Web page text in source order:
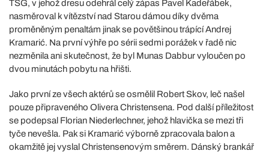
TSG, v jehož dresu odehrál celý zápas Pavel Kadeřábek,
nasměroval k vítězství nad Starou dámou díky dvěma
proměněným penaltám jinak se povětšinou trápící Andrej
Kramarić. Na první výhře po sérii sedmi porážek v řadě nic
nezměnila ani skutečnost, že byl Munas Dabbur vyloučen po
dvou minutách pobytu na hřišti.
Jako první ze všech aktérů se osmělil Robert Skov, leč našel
pouze připraveného Olivera Christensena. Pod další příležitost
se podepsal Florian Niederlechner, jehož hlavička se mezi tři
tyče nevešla. Pak si Kramarić výborně zpracovala balon a
okamžitě jej vyslal Christensenovým směrem. Dánský brankář